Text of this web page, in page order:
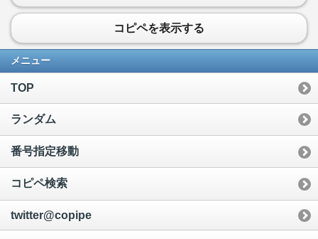
コピペを表示する
メニュー
TOP
ランダム
番号指定移動
コピペ検索
twitter@copipe